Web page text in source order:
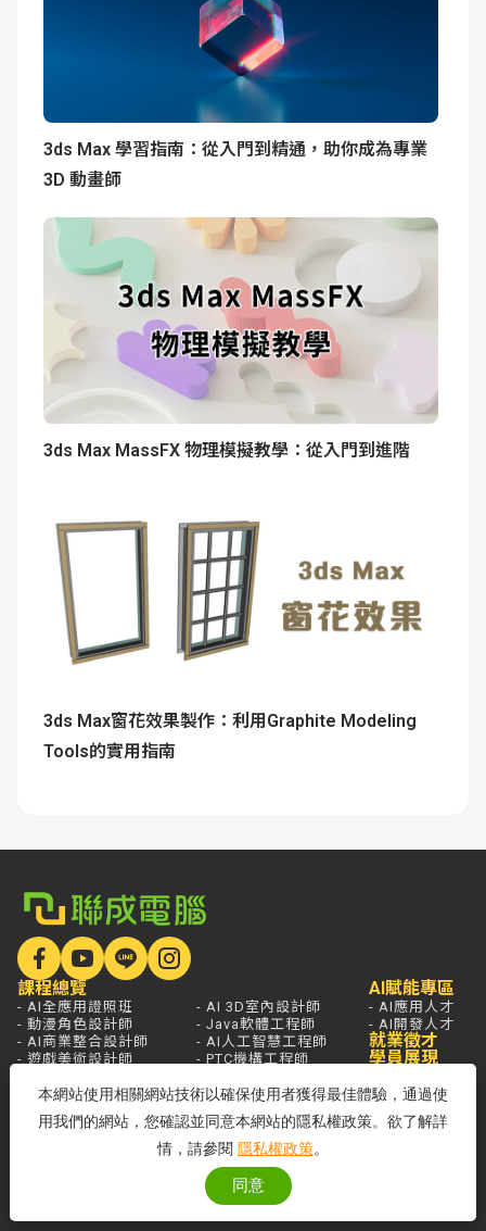
3ds Max 學習指南：從入門到精通，助你成為專業
3D 動畫師
3ds Max MassFX 物理模擬教學：從入門到進階
3ds Max窗花效果製作：利用Graphite Modeling
Tools的實用指南
課程總覽
- AI全應用證照班
- 動漫角色設計師
- AI商業整合設計師
- 遊戲美術設計師
- AI遊戲程式設計師
- AI Agent應用開發工程師
- AI 3D室內設計師
- Java軟體工程師
- AI人工智慧工程師
- PTC機構工程師
- 資訊安全工程師
AI賦能專區
- AI應用人才
- AI開發人才
就業徵才
學員展現
學員服務
熱門新聞 開課查詢
本網站使用相關網站技術以確保使用者獲得最佳體驗，通過使
用我們的網站，您確認並同意本網站的隱私權政策。欲了解詳
情，請參閱 隱私權政策。
同意